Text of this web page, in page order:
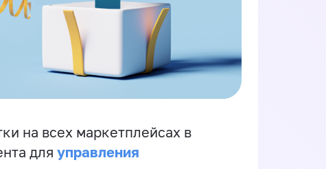
на всех маркетплейсах в
для управления